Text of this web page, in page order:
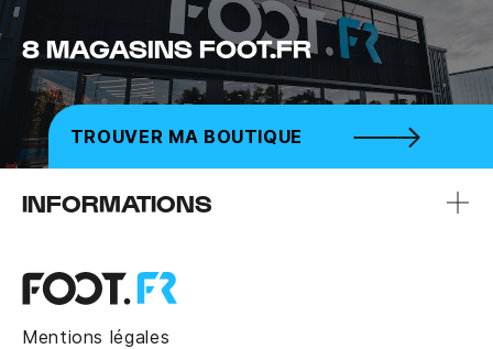
8 MAGASINS FOOT.FR
TROUVER MA BOUTIQUE
INFORMATIONS
Mentions légales